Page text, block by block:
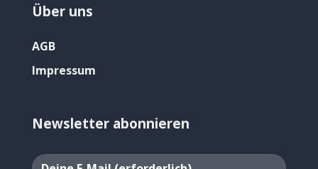
Über uns
AGB
Impressum
Newsletter abonnieren